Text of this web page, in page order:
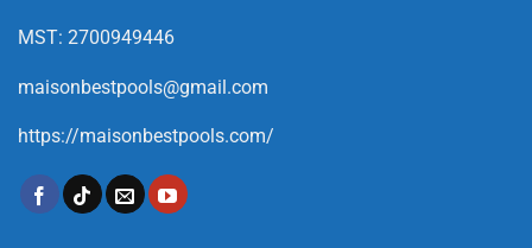
MST: 2700949446
maisonbestpools@gmail.com
https://maisonbestpools.com/